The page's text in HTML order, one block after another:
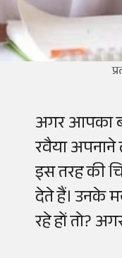
अगर आपका
रवैया
इस तरह की
देते हैं। उनके
रहे हों तो?